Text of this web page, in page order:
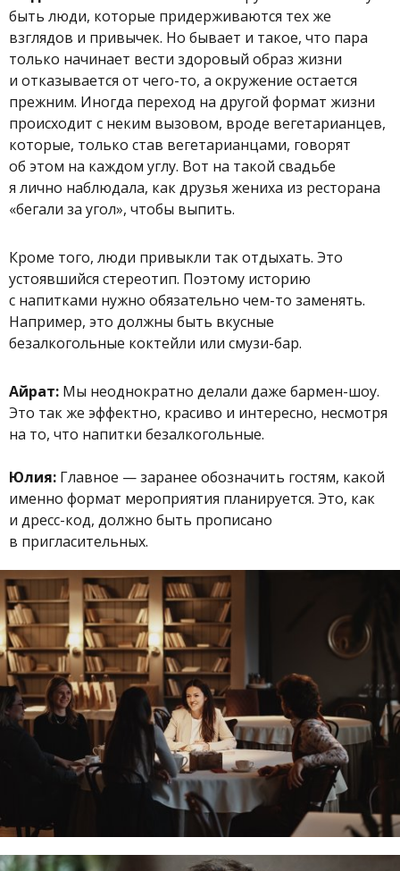
быть люди, которые придерживаются тех же
взглядов и привычек. Но бывает и такое, что пара
только начинает вести здоровый образ жизни
и отказывается от чего-то, а окружение остается
прежним. Иногда переход на другой формат жизни
происходит с неким вызовом, вроде вегетарианцев,
которые, только став вегетарианцами, говорят
об этом на каждом углу. Вот на такой свадьбе
я лично наблюдала, как друзья жениха из ресторана
«бегали за угол», чтобы выпить.
Кроме того, люди привыкли так отдыхать. Это
устоявшийся стереотип. Поэтому историю
с напитками нужно обязательно чем-то заменять.
Например, это должны быть вкусные
безалкогольные коктейли или смузи-бар.
Айрат: Мы неоднократно делали даже бармен-шоу.
Это так же эффектно, красиво и интересно, несмотря
на то, что напитки безалкогольные.
Юлия: Главное — заранее обозначить гостям, какой
именно формат мероприятия планируется. Это, как
и дресс-код, должно быть прописано
в пригласительных.